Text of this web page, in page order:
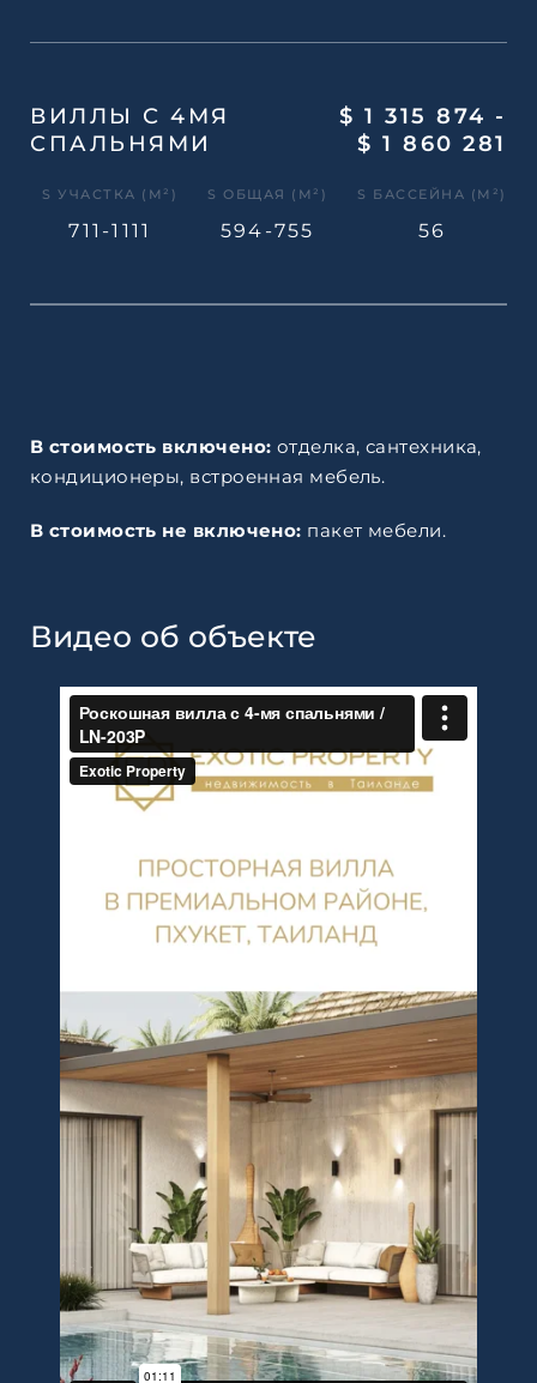
ВИЛЛЫ С 4МЯ
СПАЛЬНЯМИ
S УЧАСТКА (М²)
711-1111
S ОБЩАЯ (М²)
594-755
S БАССЕЙНА (М²)
56
$ 1 315 874 -
$ 1 860 281
В стоимость включено: отделка, сантехника,
кондиционеры, встроенная мебель.
В стоимость не включено: пакет мебели.
Видео об объекте